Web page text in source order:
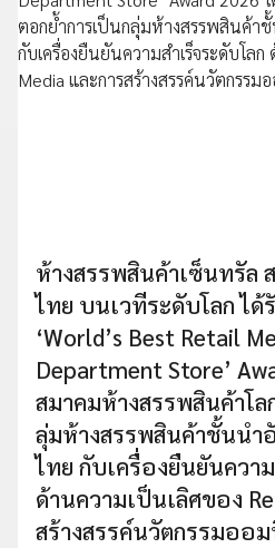
ห้างสรรพสินค้าเซ็นทรัล
ไทย บนเวทีระดับโลก ได้
‘World’s Best Retail
Department Store’
สมาคมห้างสรรพสินค้าโล
ลุ่มห้างสรรพสินค้าชั้นน
ไทย กับเครื่องยืนยันควา
ด้านความเป็นเลิศของ
สร้างสรรค์นวัตกรรมออ